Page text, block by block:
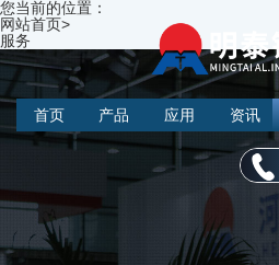
首页 产品 应用 资讯
您当前的位置：
网站首页>
服务